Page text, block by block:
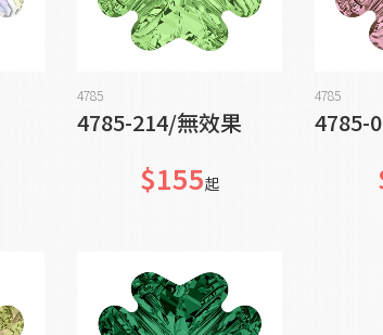
4785
4785-214/無效果
$155起
4785
4785-